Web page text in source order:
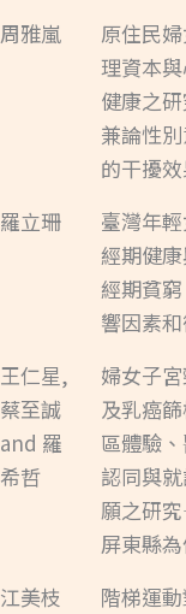
周雅嵐
原住民
理資本
健康之研
兼論性
的干擾
羅立珊
臺灣年
經期健
經期貧
響因素
王仁星,
蔡至誠
and 羅
希哲
婦女子
及乳癌
區體驗
認同與
願之研
屏東縣
江美枝
階梯運